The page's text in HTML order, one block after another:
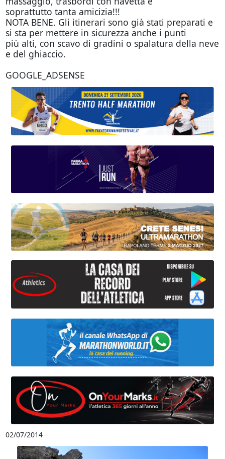
soprattutto tanta amicizia!!!
NOTA BENE. Gli itinerari sono già stati preparati e
si sta per mettere in sicurezza anche i punti
più alti, con scavo di gradini o spalatura della neve
e del ghiaccio.
GOOGLE_ADSENSE
02/07/2014